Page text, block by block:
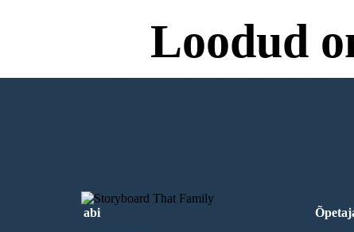
Loodud
Proovimiseks Pole
abi